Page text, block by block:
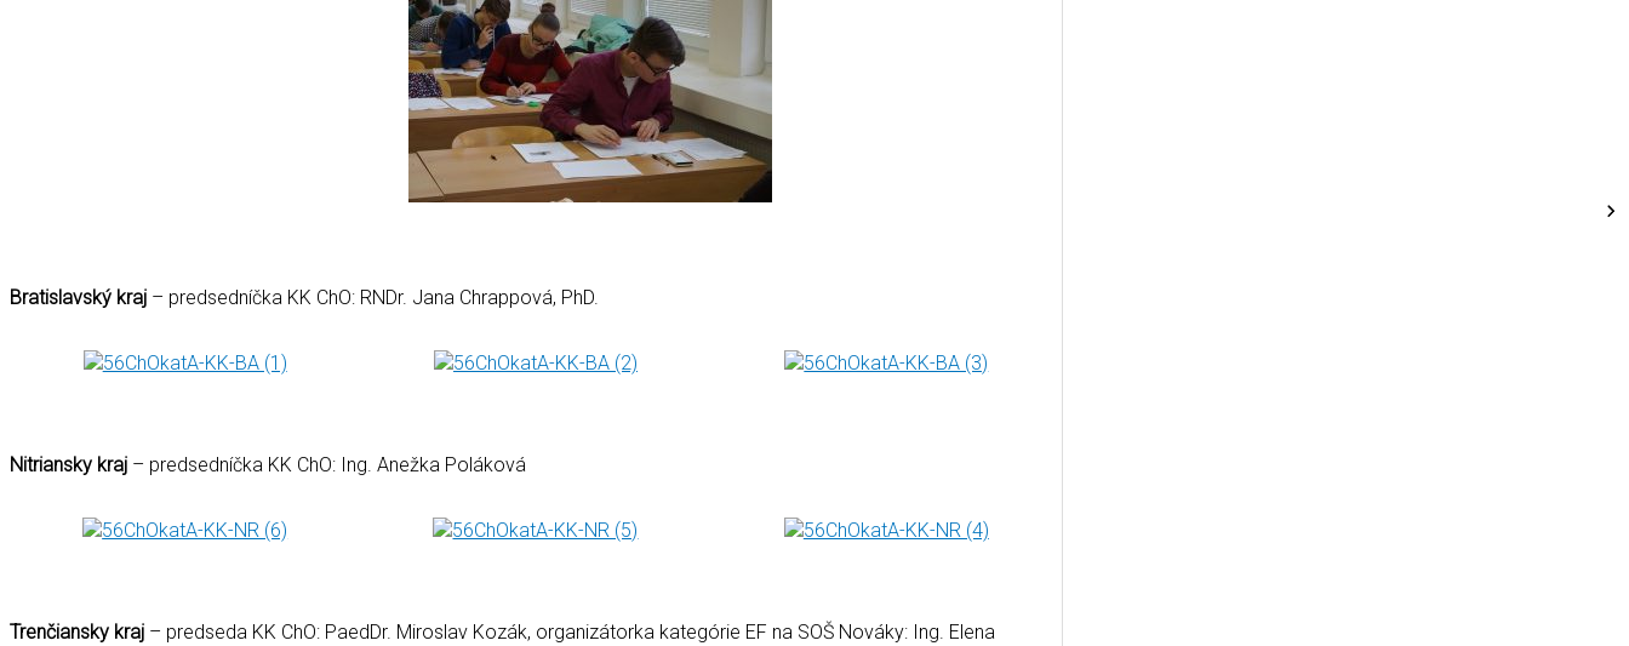
Bratislavský kraj – predsedníčka KK ChO: RNDr. Jana Chrappová, PhD.
Nitriansky kraj – predsedníčka KK ChO: Ing. Anežka Poláková
Trenčiansky kraj – predseda KK ChO: PaedDr. Miroslav Kozák, organizátorka kategórie EF na SOŠ Nováky: Ing. Elena